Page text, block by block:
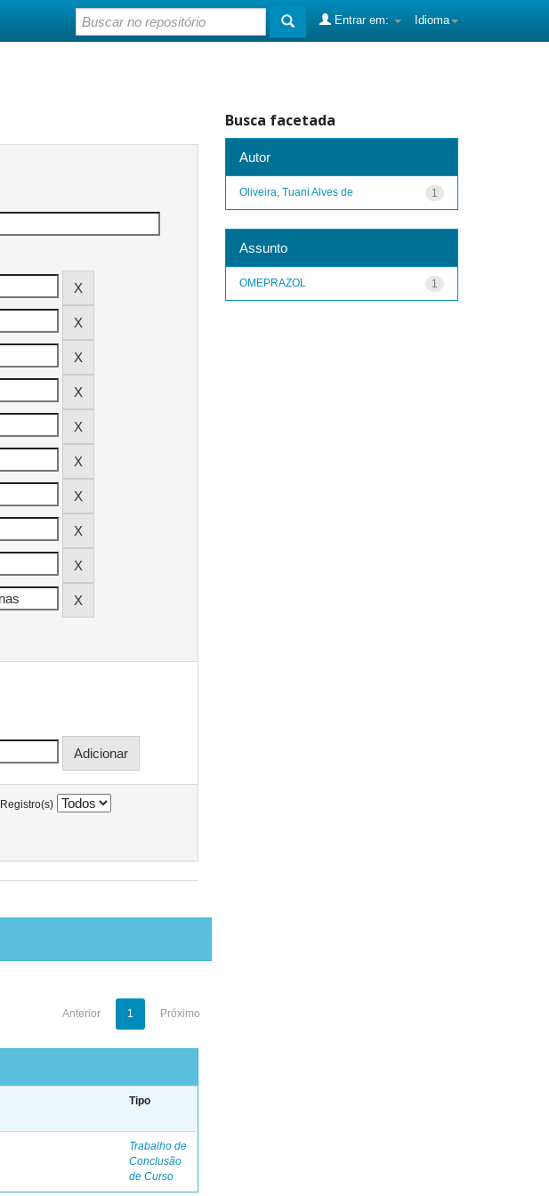
Idioma
Entrar em:
Registro(s)
Anterior 1 Próximo
Tipo
Trabalho de
Conclusão
de Curso
Busca facetada
Autor
1
Oliveira, Tuani Alves de
Assunto
1
OMEPRAZOL